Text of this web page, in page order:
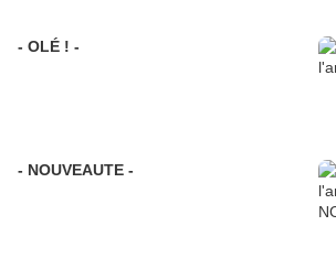
- OLÉ ! -
- NOUVEAUTE -